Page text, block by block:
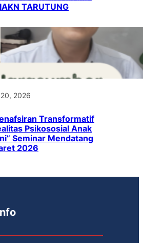
TARUTUNG
2026
Transformatif
Psikososial Anak
Seminar Mendatang
2026